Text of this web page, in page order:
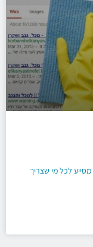
מסייע לכל מי שצריך